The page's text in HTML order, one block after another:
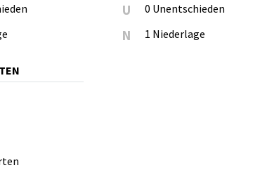
U 0 Unentschieden
N 1 Niederlage